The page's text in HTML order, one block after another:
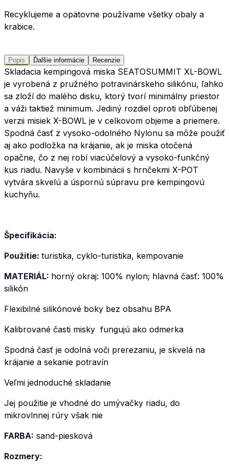
Recyklujeme a opätovne používame všetky obaly a
krabice.
Popis Ďalšie informácie Recenzie
Skladacia kempingová miska SEATOSUMMIT XL-BOWL
je vyrobená z pružného potravinárskeho silikónu, ľahko
sa zloží do malého disku, ktorý tvorí minimálny priestor
a váži taktiež minimum. Jediný rozdiel oproti obľúbenej
verzii misiek X-BOWL je v celkovom objeme a priemere.
Spodná časť z vysoko-odolného Nylonu sa môže použiť
aj ako podložka na krájanie, ak je miska otočená
opačne, čo z nej robí viacúčelový a vysoko-funkčný
kus riadu. Navyše v kombinácii s hrnčekmi X-POT
vytvára skvelú a úspornú súpravu pre kempingovú
kuchyňu.
Špecifikácia:
Použitie: turistika, cyklo-turistika, kempovanie
MATERIÁL: horný okraj: 100% nylon; hlavná časť: 100%
silikón
Flexibilné silikónové boky bez obsahu BPA
Kalibrované časti misky fungujú ako odmerka
Spodná časť je odolná voči prerezaniu, je skvelá na
krájanie a sekanie potravín
Veľmi jednoduché skladanie
Jej použitie je vhodné do umývačky riadu, do
mikrovlnnej rúry však nie
FARBA: sand-piesková
Rozmery: